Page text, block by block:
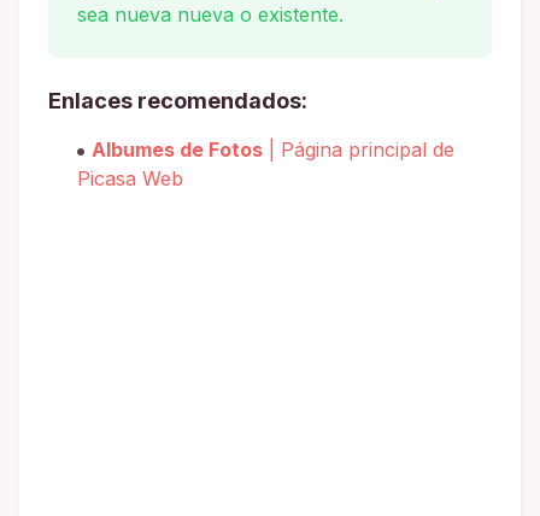
sea nueva nueva o existente.
Enlaces recomendados:
Albumes de Fotos | Página principal de
Picasa Web